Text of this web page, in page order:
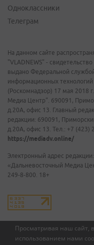
Просматривая наш сайт,
использованием нами
Одноклассники
Телеграм
На данном сайте
"VLADNEWS" -
выдано Федеральной
информационных
(Роскомнадзор) 17 мая 2018
Медиа Центр". 690091,
д.20А, офис 13. Главный
редакции: 690091,
д.20А, офис 13. Тел.: +7 (423)
https://mediadv.online/
Электронный адрес
«Дальневосточный Медиа
249-8-800. 18+